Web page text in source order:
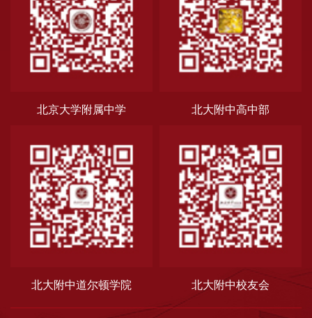
北京大学附属中学 北大附中高中部
北大附中道尔顿学院 北大附中校友会